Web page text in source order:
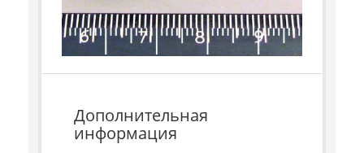
Дополнительная
информация